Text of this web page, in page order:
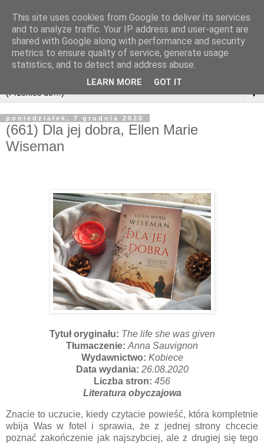
▼
poniedziałek, 7 grudnia 2020
(661) Dla jej dobra, Ellen Marie
Wiseman
Tytuł oryginału: The life she was given
Tłumaczenie:Anna Sauvignon
Wydawnictwo: Kobiece
Data wydania: 26.08.2020
Liczba stron: 456
Literatura obyczajowa
Znacie to uczucie, kiedy czytacie powieść, która kompletnie
wbija Was w fotel i sprawia, że z jednej strony chcecie
poznać zakończenie jak najszybciej, ale z drugiej się tego
This site uses cookies from Google to deliver its services
and to analyze traffic. Your IP address and user-agent are
shared with Google along with performance and security
metrics to ensure quality of service, generate usage
statistics, and to detect and address abuse.
LEARN MORE GOT IT